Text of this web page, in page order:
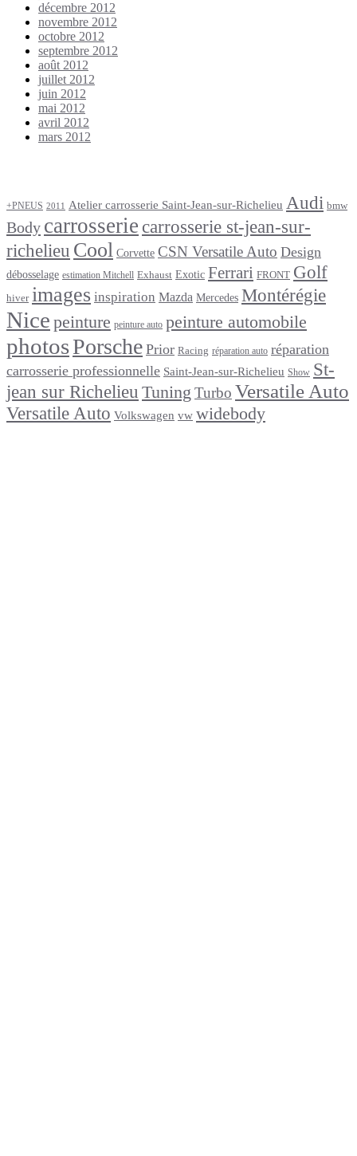
décembre 2012
novembre 2012
octobre 2012
septembre 2012
août 2012
juillet 2012
juin 2012
mai 2012
avril 2012
mars 2012
+PNEUS 2011 Atelier carrosserie Saint-Jean-sur-Richelieu Audi bmw
Body carrosserie carrosserie st-jean-sur-
richelieu Cool Corvette CSN Versatile Auto Design
débosselage estimation Mitchell Exhaust Exotic Ferrari FRONT Golf
hiver images inspiration Mazda Mercedes Montérégie
Nice peinture peinture auto peinture automobile
photosPorsche Prior Racing réparation auto réparation
carrosserie professionnelle Saint-Jean-sur-Richelieu Show St-
jean sur Richelieu Tuning Turbo Versatile Auto
Versatile Auto Volkswagen vw widebody